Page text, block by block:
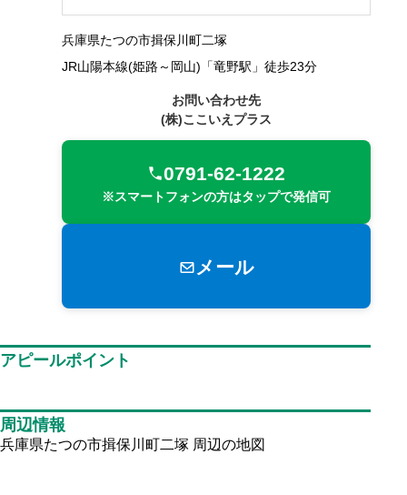
兵庫県たつの市揖保川町二塚
JR山陽本線(姫路～岡山)「竜野駅」徒歩23分
お問い合わせ先
(株)ここいえプラス
0791-62-1222
※スマートフォンの方はタップで発信可
メール
アピールポイント
周辺情報
兵庫県たつの市揖保川町二塚 周辺の地図